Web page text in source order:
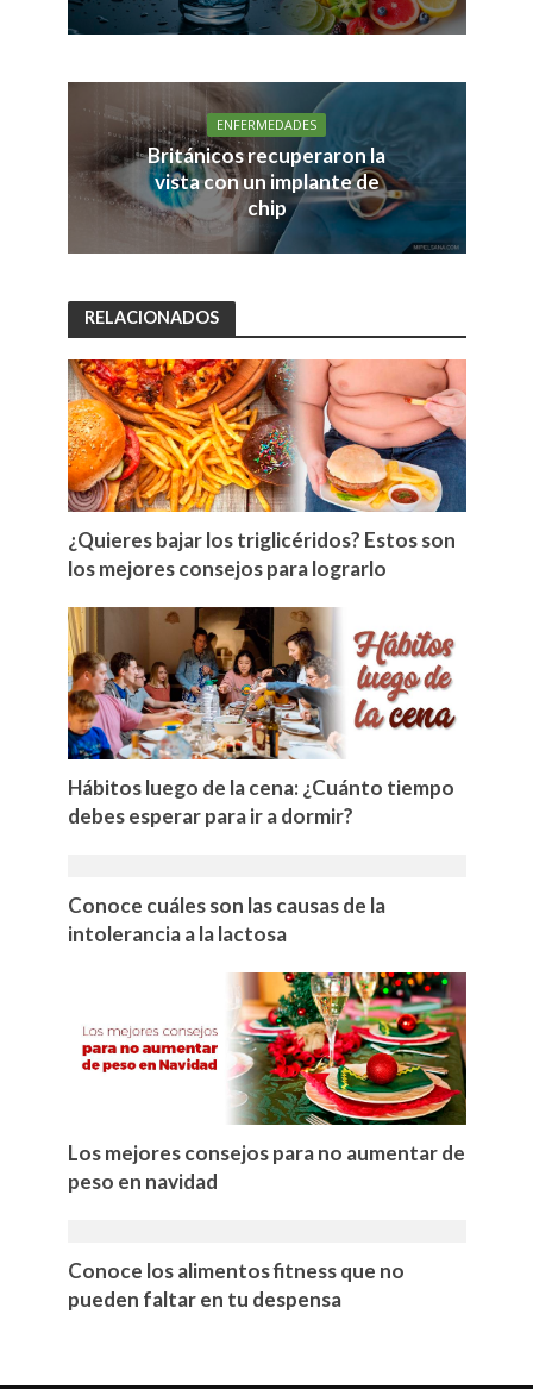
ENFERMEDADES
Británicos recuperaron la
vista con un implante de
chip
RELACIONADOS
¿Quieres bajar los triglicéridos? Estos son
los mejores consejos para lograrlo
Hábitos luego de la cena: ¿Cuánto tiempo
debes esperar para ir a dormir?
Conoce cuáles son las causas de la
intolerancia a la lactosa
Los mejores consejos para no aumentar de
peso en navidad
Conoce los alimentos fitness que no
pueden faltar en tu despensa